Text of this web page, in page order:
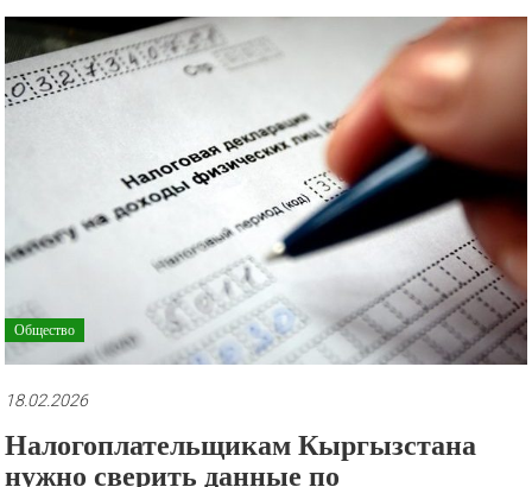
документальные
фильмы,
музыкальные
произведения,
презентации.
Общество
18.02.2026
Налогоплательщикам Кыргызстана
нужно сверить данные по